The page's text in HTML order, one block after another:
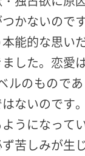
かないので
能的な思い
した。恋愛
のもので
ないのです。
うになって
苦しみが生